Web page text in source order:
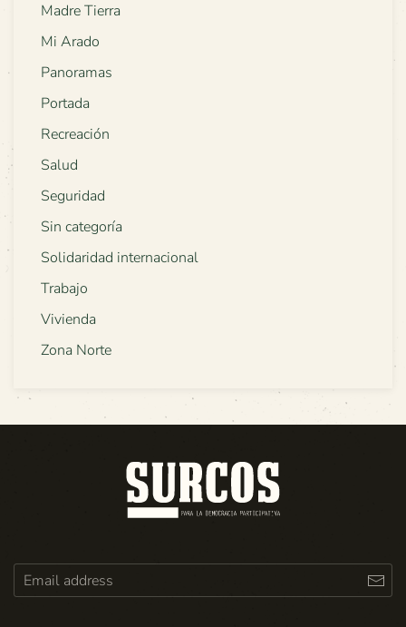
Madre Tierra
Mi Arado
Panoramas
Portada
Recreación
Salud
Seguridad
Sin categoría
Solidaridad internacional
Trabajo
Vivienda
Zona Norte